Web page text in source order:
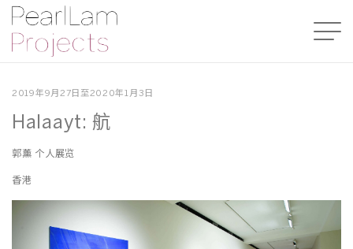
2019年9月27日至2020年1月3日
Halaayt: 航
郭薰 个人展览
香港